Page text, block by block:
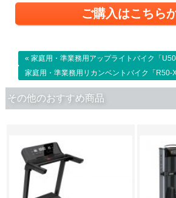
ご購入はこちら
« 家庭用・準業務用アップライトバイク「
家庭用・準業務用リカンベントバイク「R50-
その他のおすすめ商品